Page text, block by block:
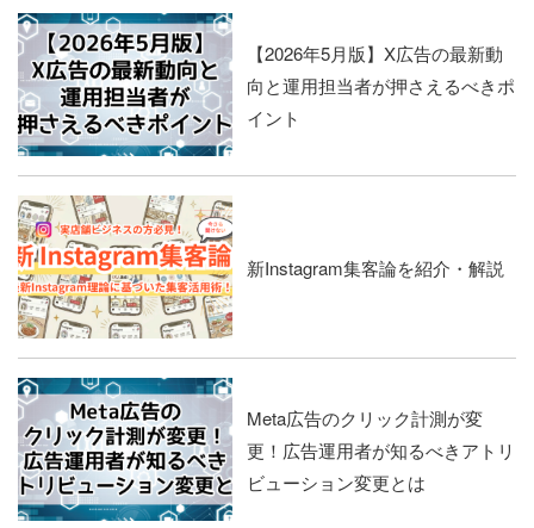
【2026年5月版】X広告の最新動
向と運用担当者が押さえるべきポ
イント
新Instagram集客論を紹介・解説
Meta広告のクリック計測が変
更！広告運用者が知るべきアトリ
ビューション変更とは